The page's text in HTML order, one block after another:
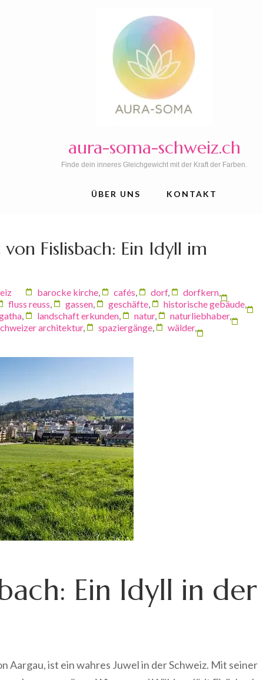
aura-soma-schweiz.ch
Finde dein inneres Gleichgewicht mit der Kraft der Farben.
ÜBER UNS KONTAKT
Fislisbach: Ein Idyll im
barocke kirche cafés dorf, dorfkern
fluss reuss gassen geschäfte historische gebäude
landschaft erkunden natur, naturliebhaber,
architektur, spaziergänge wälder,
Ein Idyll in der
Aargau, ist ein wahres Juwel in der Schweiz. Mit seiner